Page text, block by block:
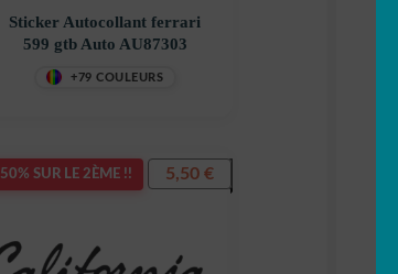
Sticker Autocollant ferrari
599 gtb Auto AU87303
+79 COULEURS
50% SUR LE 2ÈME !! 5,50 €